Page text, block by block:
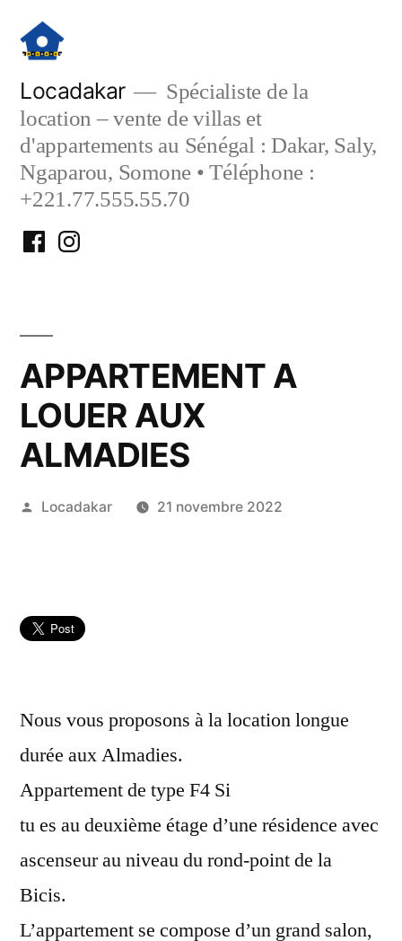
contenu
Locadakar
Spécialiste de la
location – vente de villas et
d'appartements au Sénégal : Dakar, Saly,
Ngaparou, Somone • Téléphone :
+221.77.555.55.70
FacebookInstagram
APPARTEMENT A
LOUER AUX
ALMADIES
Publié
Locadakar 21 novembre 2022
Nous vous proposons à la location longue
durée aux Almadies.
Appartement de type F4 Si
tu es au deuxième étage d’une résidence avec
ascenseur au niveau du rond-point de la
Bicis.
L’appartement se compose d’un grand salon,